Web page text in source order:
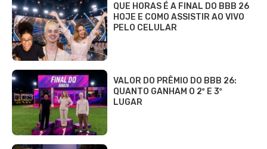
QUE HORAS É A FINAL DO BBB 26
HOJE E COMO ASSISTIR AO VIVO
PELO CELULAR
VALOR DO PRÊMIO DO BBB 26:
QUANTO GANHAM O 2º E 3º
LUGAR